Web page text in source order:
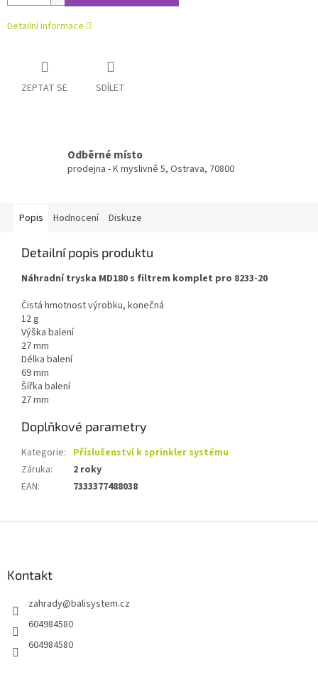
Detailní informace
ZEPTAT SE SDÍLET
Odběrné místo
prodejna - K myslivně 5, Ostrava, 70800
Popis Hodnocení Diskuze
Detailní popis produktu
Náhradní tryska MD180 s filtrem komplet pro 8233-20
Čistá hmotnost výrobku, konečná
12 g
Výška balení
27 mm
Délka balení
69 mm
Šířka balení
27 mm
Doplňkové parametry
Kategorie: Příslušenství k sprinkler systému
Záruka:
2 roky
EAN: 7333377488038
Kontakt
zahrady@balisystem.cz
604984580
604984580